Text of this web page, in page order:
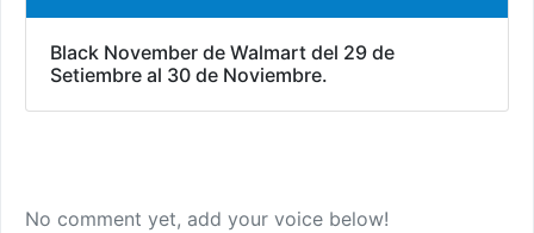
Black November de Walmart del 29 de
Setiembre al 30 de Noviembre.
No comment yet, add your voice below!